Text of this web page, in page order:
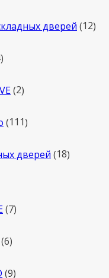
дверей 1212
4
22
111111
дверей 1818
77
66
99